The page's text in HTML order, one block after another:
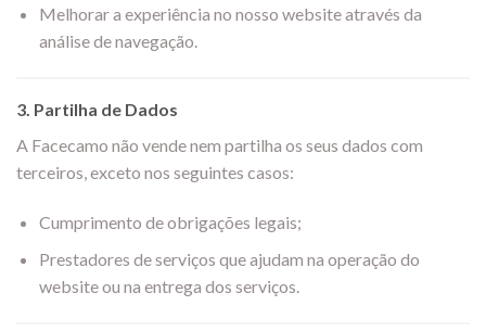
Melhorar a experiência no nosso website através da
análise de navegação.
3. Partilha de Dados
A Facecamo não vende nem partilha os seus dados com
terceiros, exceto nos seguintes casos:
Cumprimento de obrigações legais;
Prestadores de serviços que ajudam na operação do
website ou na entrega dos serviços.